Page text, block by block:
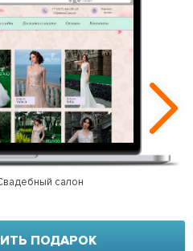
салон
ПОДАРОК